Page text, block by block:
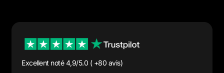
Excellent noté 4,9/5.0 ( +80 avis)